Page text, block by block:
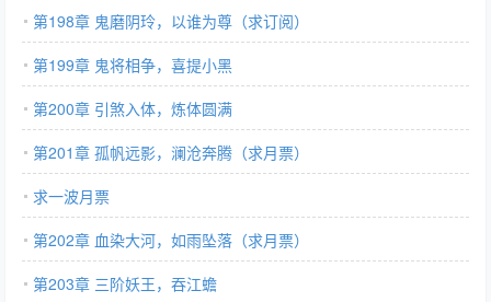
第198章 鬼磨阴玲，以谁为尊（求订阅）
第199章 鬼将相争，喜提小黑
第200章 引煞入体，炼体圆满
第201章 孤帆远影，澜沧奔腾（求月票）
求一波月票
第202章 血染大河，如雨坠落（求月票）
第203章 三阶妖王，吞江蟾